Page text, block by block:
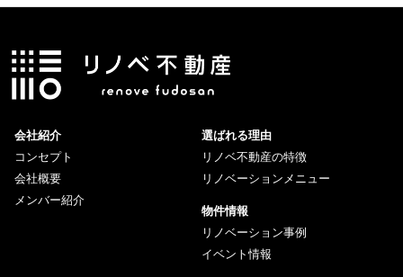
会社紹介
コンセプト
会社概要
メンバー紹介
選ばれる理由
リノベ不動産の特徴
リノベーションメニュー
物件情報
リノベーション事例
イベント情報